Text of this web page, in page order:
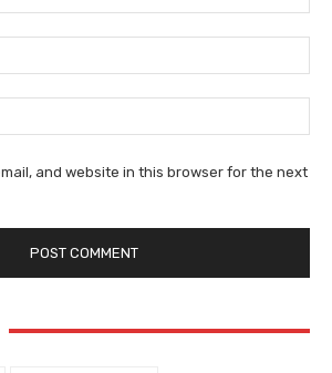
and website in this browser for the next